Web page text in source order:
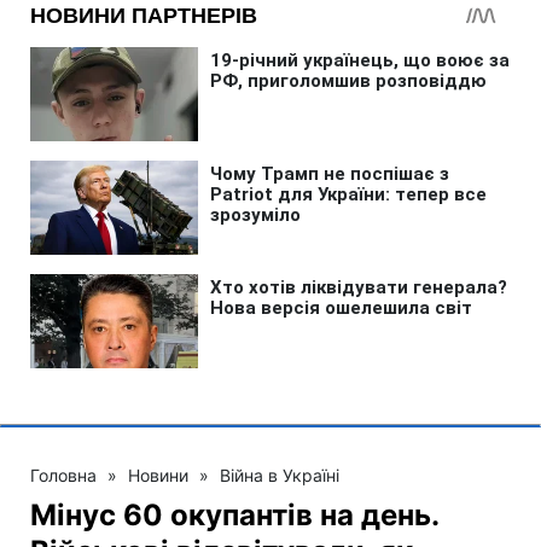
Головна » Новини » Війна в Україні
Мінус 60 окупантів на день.